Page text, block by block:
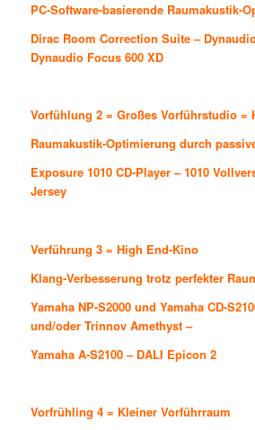
PC-Software-basierende Raumakustik-
Dirac Room Correction Suite–
Dynaudio Focus 600 XD
Vorfühlung 2 = Großes Vorführstudio =
Raumakustik-Optimierung durch
Exposure 1010 CD-Player–1010
Jersey
Verführung 3 = High End-Kino
Klang-Verbesserung trotz perfekter
Yamaha NP-S2000und Yamaha CD-
und/oder Trinnov Amethyst–
Yamaha A-S2100– DALI Epicon 2
Vorfrühling 4 = Kleiner Vorführraum